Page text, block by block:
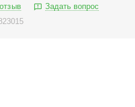
Задать вопрос